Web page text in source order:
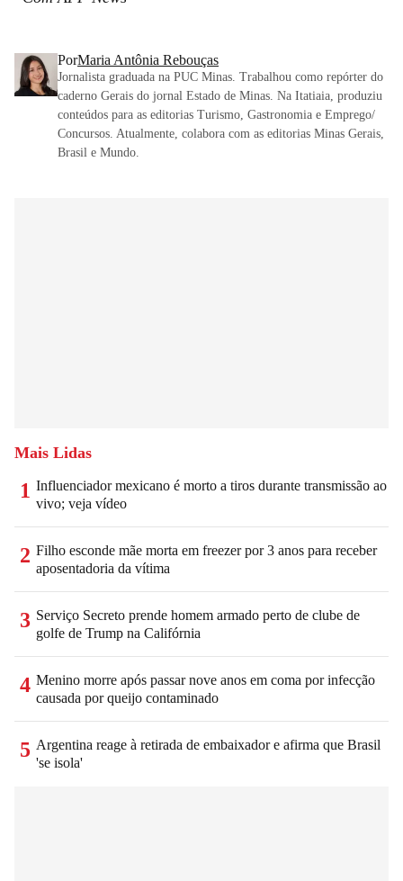
PorMaria Antônia Rebouças
Jornalista graduada na PUC Minas. Trabalhou como repórter do
caderno Gerais do jornal Estado de Minas. Na Itatiaia, produziu
conteúdos para as editorias Turismo, Gastronomia e Emprego/
Concursos. Atualmente, colabora com as editorias Minas Gerais,
Brasil e Mundo.
Mais Lidas
1 Influenciador mexicano é morto a tiros durante transmissão ao
vivo; veja vídeo
2 Filho esconde mãe morta em freezer por 3 anos para receber
aposentadoria da vítima
3 Serviço Secreto prende homem armado perto de clube de
golfe de Trump na Califórnia
4 Menino morre após passar nove anos em coma por infecção
causada por queijo contaminado
5 Argentina reage à retirada de embaixador e afirma que Brasil
'se isola'